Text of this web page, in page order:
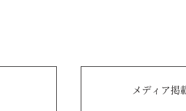
メディア掲